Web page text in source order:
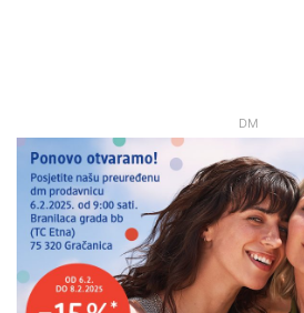
DM